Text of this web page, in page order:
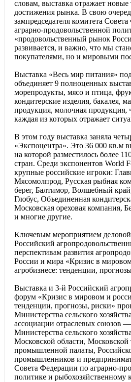
словам, выставка отражает
достижения рынка. В свою
зампредседателя комитета
аграрно-продовольственной
«продовольственный рынок
развивается, и важно, что мы
покупателями, но и мировыми
Выставка «Весь мир питания»
объединяет 9 полноценных
морепродукты, мясо и птица,
кондитерские изделия, бакалея,
продукция, молочная продукция,
каждая из которых отражает
В этом году выставка заняла
«Экспоцентра». Это 36 000 кв.м
на которой разместилось более
стран. Среди экспонентов World
крупные российские игроки:
Мясомолпрод, Русская рыбная
берег, Балтимор, Волшебный
Глобус, Объединенная
Московская ореховая компания,
и многие другие.
Ключевым мероприятием
Российский
перспективам развития
России и мира «Кризис в
агробизнесе: тенденции,
Выставка и 3-й Российский
форум «Кризис в мировом и
тенденции, прогнозы, риски»
Министерства сельского
ассоциации отраслевых
Министерства сельского
Московской области, Московской
промышленной палаты,
промышленников и
Совета Федерации по аграрно-
политике и рыбохозяйственному